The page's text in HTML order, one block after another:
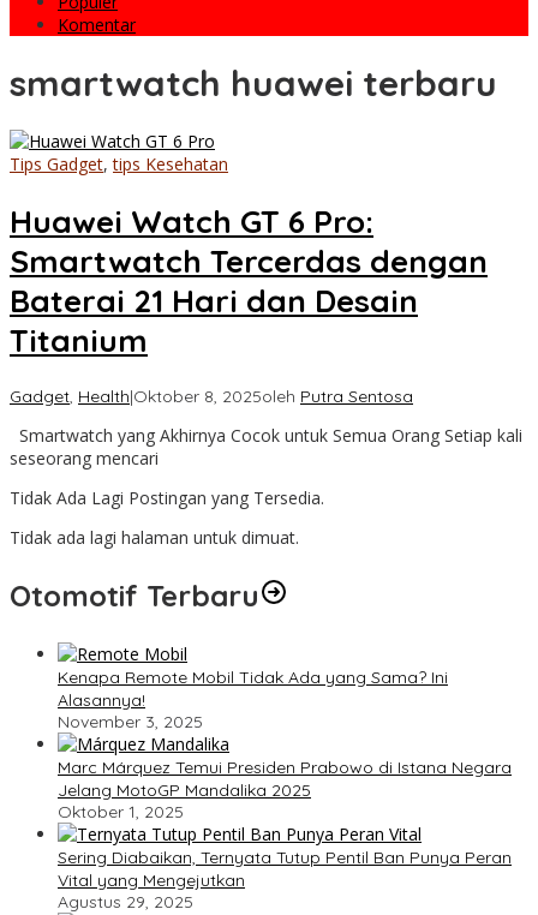
Komentar
smartwatch huawei terbaru
Tips Gadget,tips Kesehatan
Huawei Watch GT 6 Pro:
Smartwatch Tercerdas dengan
Baterai 21 Hari dan Desain
Titanium
Gadget, Health|Oktober 8, 2025oleh Putra Sentosa
Smartwatch yang Akhirnya Cocok untuk Semua Orang Setiap kali
seseorang mencari
Tidak Ada Lagi Postingan yang Tersedia.
Tidak ada lagi halaman untuk dimuat.
Otomotif Terbaru
Kenapa Remote Mobil Tidak Ada yang Sama? Ini
Alasannya!
November 3, 2025
Marc Márquez Temui Presiden Prabowo di Istana Negara
Jelang MotoGP Mandalika 2025
Oktober 1, 2025
Sering Diabaikan, Ternyata Tutup Pentil Ban Punya Peran
Vital yang Mengejutkan
Agustus 29, 2025